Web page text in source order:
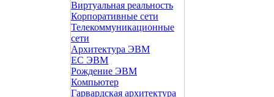
Виртуальная реальность
Корпоративные сети
Телекоммуникационные
сети
Архитектура ЭВМ
ЕС ЭВМ
Рождение ЭВМ
Компьютер
Гарвардская архитектура